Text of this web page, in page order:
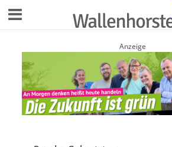
Anzeige